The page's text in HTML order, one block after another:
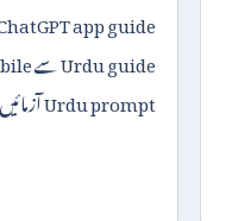
app guide
Urdu guideسے
Urdu prompt